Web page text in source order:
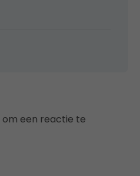
om een reactie te